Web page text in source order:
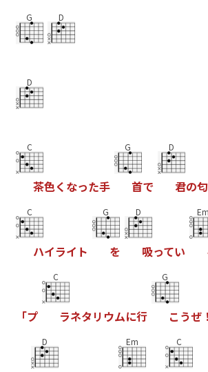
G D
D
C
茶色く なった手
G
首で
D
君の匂
C
ハイライ ト
G
を
D
吸ってい
Em
「プ
C
ラネタ リウムに行
G
こ うぜ！
D Em C